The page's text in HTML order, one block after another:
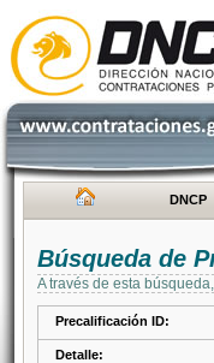
DNCP
Búsqueda de
A través de esta
Precalificación ID:
Detalle: